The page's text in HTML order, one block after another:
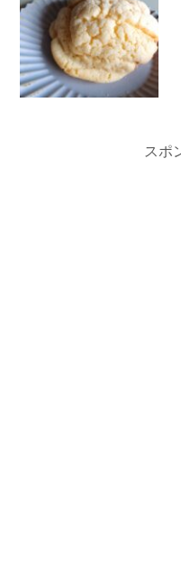
スポ